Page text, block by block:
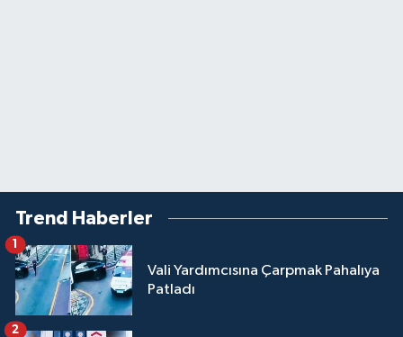
Trend Haberler
Vali Yardımcısına Çarpmak Pahalıya
Patladı
1
2